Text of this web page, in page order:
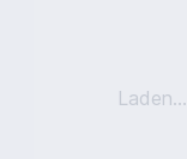
Laden...